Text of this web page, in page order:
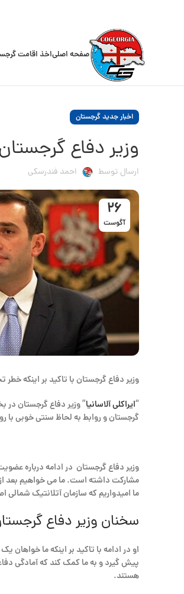
صفحه اصلیاخذ اقامت
اخبار جدید گرجستان
وزیر دفاع
ارسال توسط احمد فندرسکی
26
آگوست
وزیر دفاع گرجستان با تاکید بر اینکه
“ایراکلی آلاسانیا” وزیر دفاع گرجستان در
گرجستان و روابط به لحاظ سنتی خوبی با
وزیر دفاع گرجستان در ادامه درباره
ما امیدواریم که سازمان آتلانتیک
سخنان وزیر دفاع
او در ادامه با تاکید بر اینکه ما خواهان
پیش گیرد و به ما کمک کند که آمادگی
هستند.